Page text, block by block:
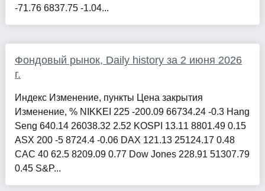
-71.76 6837.75 -1.04...
Фондовый рынок, Daily history за 2 июня 2026
г.
Индекс Изменение, пункты Цена закрытия
Изменение, % NIKKEI 225 -200.09 66734.24 -0.3 Hang
Seng 640.14 26038.32 2.52 KOSPI 13.11 8801.49 0.15
ASX 200 -5 8724.4 -0.06 DAX 121.13 25124.17 0.48
CAC 40 62.5 8209.09 0.77 Dow Jones 228.91 51307.79
0.45 S&P...